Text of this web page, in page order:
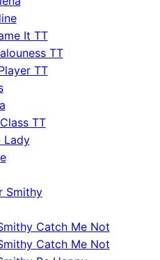
It TT
TT
TT
TT
Lady
Smithy
Catch Me Not
Catch Me Not